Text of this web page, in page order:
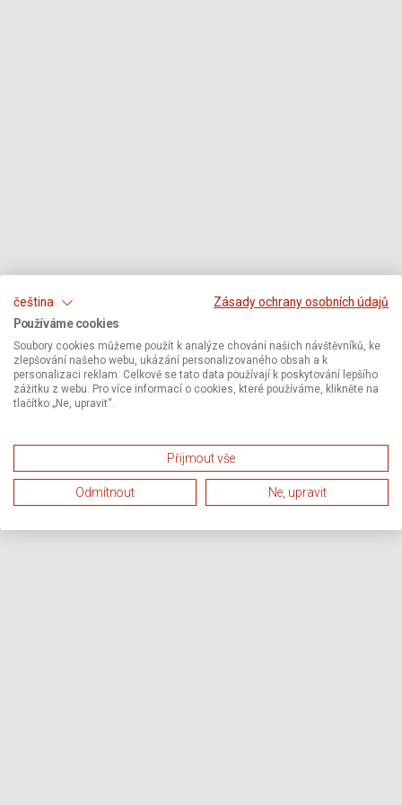
čeština
Zásady ochrany osobních údajů
Používáme cookies
Soubory cookies můžeme použít k analýze chování našich návštěvníků, ke
zlepšování našeho webu, ukázání personalizovaného obsah a k
personalizaci reklam. Celkově se tato data používají k poskytování lepšího
zážitku z webu. Pro více informací o cookies, které používáme, klikněte na
tlačítko „Ne, upravit“.
Přijmout vše
Odmítnout Ne, upravit